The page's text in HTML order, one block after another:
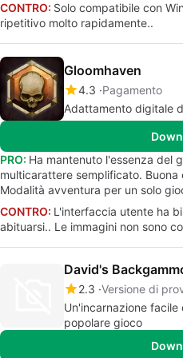
CONTRO: Solo compatibile con
ripetitivo molto rapidamente..
Gloomhaven
4.3 Pagamento
Adattamento digitale
PRO: Ha mantenuto l'essenza del
multicarattere semplificato.
Modalità avventura per un solo
CONTRO: L'interfaccia utente ha
abituarsi.. Le immagini non sono
David's
2.3 Versione di
Un'incarnazione
popolare gioco